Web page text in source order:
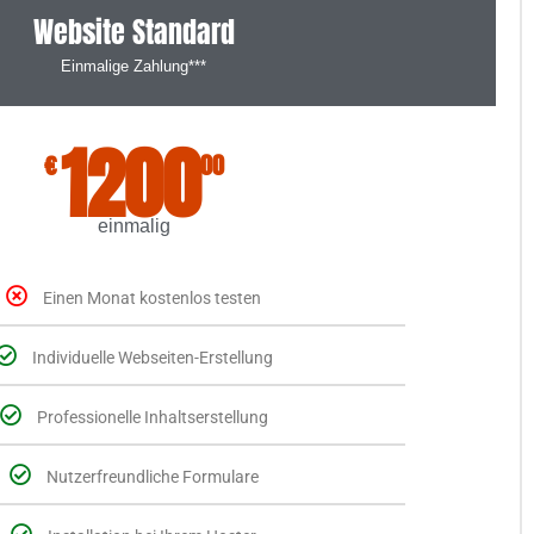
Website Standard
Einmalige Zahlung***
€120000
einmalig
Einen Monat kostenlos testen
Individuelle Webseiten-Erstellung
Professionelle Inhaltserstellung
Nutzerfreundliche Formulare